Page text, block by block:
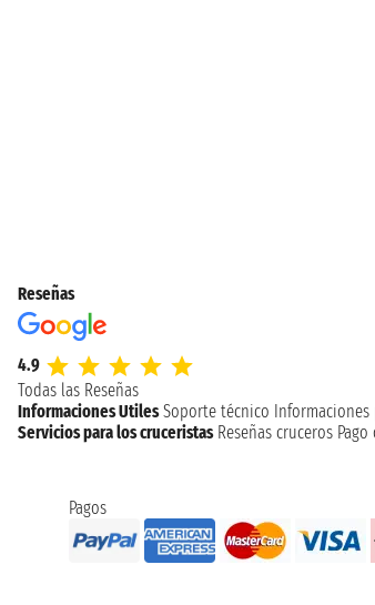
Reseñas
4.9
Todas las Reseñas
Informaciones Utiles Soporte técnico Informaciones
Servicios para los cruceristas Reseñas cruceros
Pagos